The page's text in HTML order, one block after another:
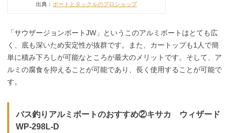
出典： ボートとタックルのプロショップ
「サウザージョンボートJW」というこのアルミボートはとても広
く、底も深いため安定性が抜群です。また、カートップも1人で簡
単に積み下ろしが可能なところが最大のメリットです。そして、ア
ルミの腐食を抑えることが可能であり、長く使用することが可能で
す。
バス釣りアルミボートのおすすめ②キサカ ウィザード
WP-298L-D